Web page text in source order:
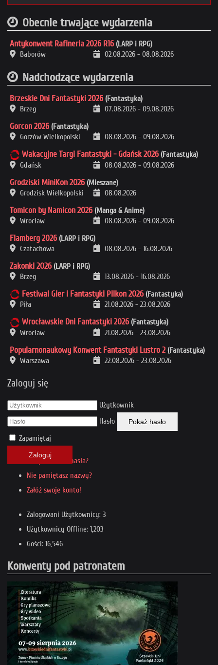
Obecnie trwające wydarzenia
Antykonwent Rafineria 2026 R16 (LARP i RPG)
Baborów
02.08.2026 - 08.08.2026
Nadchodzące wydarzenia
Brzeskie Dni Fantastyki 2026 (Fantastyka)
Brzeg
07.08.2026 - 09.08.2026
Gorcon 2026 (Fantastyka)
Gorzów Wielkopolski
08.08.2026 - 09.08.2026
Wakacyjne Targi Fantastyki - Gdańsk 2026 (Fantastyka)
Gdańsk
08.08.2026 - 09.08.2026
Grodziski MiniKon 2026 (Mieszane)
Grodzisk Wielkopolski
08.08.2026
Tomicon by Namicon 2026 (Manga & Anime)
Wrocław
08.08.2026 - 09.08.2026
Flamberg 2026 (LARP i RPG)
Czatachowa
08.08.2026 - 16.08.2026
Zakonki 2026 (LARP i RPG)
Brzeg
13.08.2026 - 16.08.2026
Festiwal Gier i Fantastyki Pilkon 2026 (Fantastyka)
Piła
21.08.2026 - 23.08.2026
Wrocławskie Dni Fantastyki 2026 (Fantastyka)
Wrocław
21.08.2026 - 23.08.2026
Popularnonaukowy Konwent Fantastyki Lustro 2 (Fantastyka)
Warszawa
22.08.2026 - 23.08.2026
Zaloguj się
Użytkownik
Hasło
Pokaż hasło
Zapamiętaj
Zaloguj
Nie pamiętasz hasła?
Nie pamiętasz nazwy?
Załóż swoje konto!
Zalogowani Użytkownicy: 3
Użytkownicy Offline: 1,203
Gości: 16,546
Konwenty pod patronatem